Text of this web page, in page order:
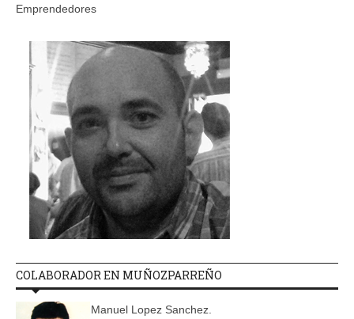
Emprendedores
COLABORADOR EN MUÑOZPARREÑO
Manuel Lopez Sanchez.